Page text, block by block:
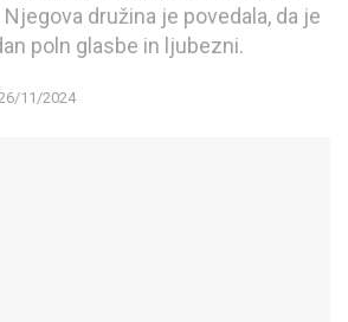
družina je povedala, da je
poln glasbe in ljubezni.
11/2024